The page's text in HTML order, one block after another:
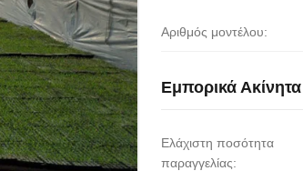
Αριθμός μοντέλου:
Εμπορικά Ακίνητα
Ελάχιστη ποσότητα
παραγγελίας: